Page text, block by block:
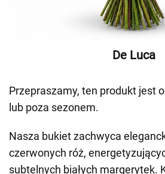
De Luca
Przepraszamy, ten produkt jest
lub poza sezonem.
Nasza bukiet zachwyca
czerwonych róż,
subtelnych białych margerytek.